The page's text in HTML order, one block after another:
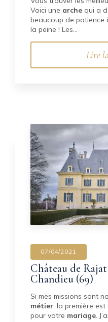
Voici une arche qui a
beaucoup de patience
la peine ! Les…
Lire
07/04/2021
Château de
Chandieu (69)
Si mes missions sont
métier, la première
pour votre mariage.